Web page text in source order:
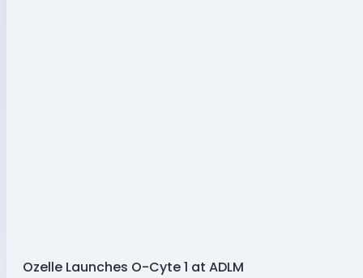
Ozelle Launches O-Cyte 1 at ADLM